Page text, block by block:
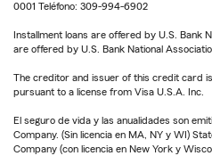
0001 Teléfono: 309-994-6902
Installment loans are offered by U.S. Bank
are offered by U.S. Bank National
The creditor and issuer of this credit card is
pursuant to a license from Visa U.S.A. Inc.
El seguro de vida y las anualidades son
Company. (Sin licencia en MA, NY y WI)
Company (con licencia en New York y